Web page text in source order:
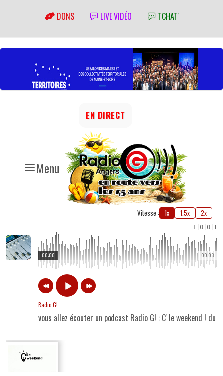
DONS LIVE VIDÉO TCHAT'
Menu
EN DIRECT
Vitesse : 1x 1.5x 2x
1 0 0 1
00:03
00:00
Radio G!
vous allez écouter un podcast Radio G! : C' le weekend ! du